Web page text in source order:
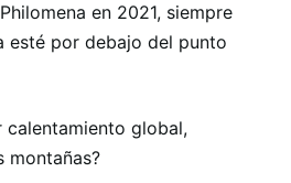
en 2021, siempre
esté por debajo del punto
calentamiento global,
montañas?